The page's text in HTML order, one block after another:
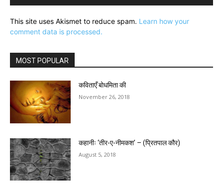
This site uses Akismet to reduce spam. Learn how your
comment data is processed.
MOST POPULAR
कविताएँ बोधमिता की
November 26, 2018
कहानीः ‘तीर-ए-नीमकश’ – (प्रितपाल कौर)
August 5, 2018